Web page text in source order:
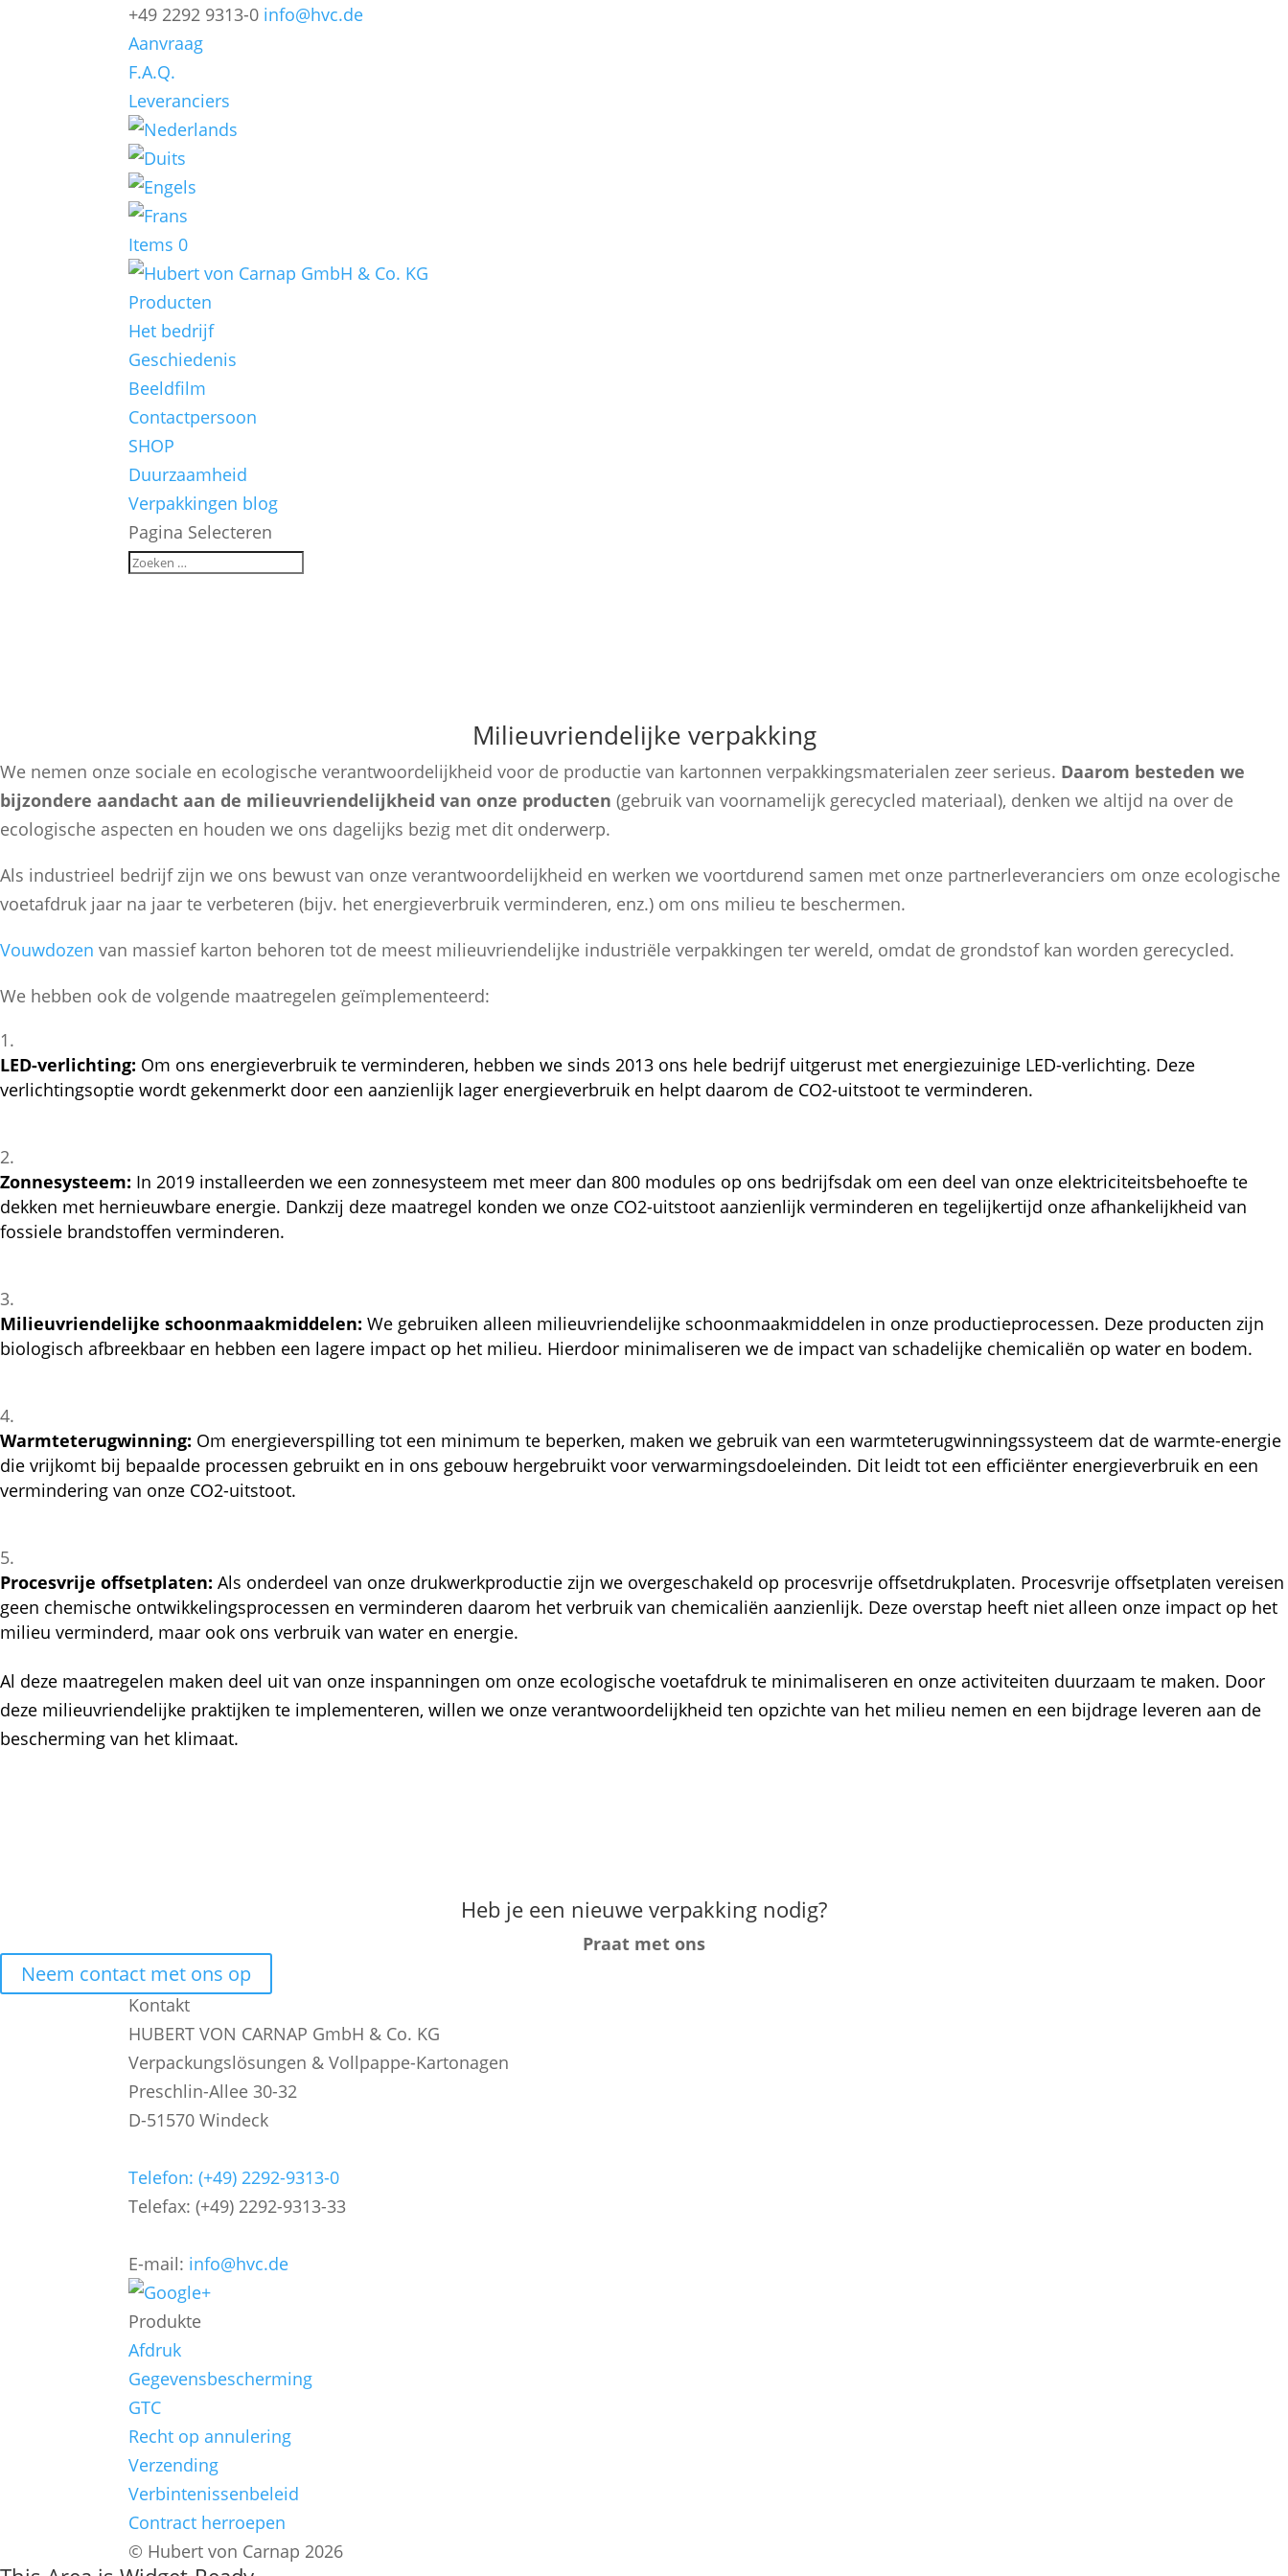
+49 2292 9313-0 info@hvc.de
Aanvraag
F.A.Q.
Leveranciers
Items 0
Producten
Het bedrijf
Geschiedenis
Beeldfilm
Contactpersoon
SHOP
Duurzaamheid
Verpakkingen blog
Pagina Selecteren
Milieuvriendelijke verpakking
We nemen onze sociale en ecologische verantwoordelijkheid voor de productie van kartonnen verpakkingsmaterialen zeer serieus. Daarom besteden we
bijzondere aandacht aan de milieuvriendelijkheid van onze producten (gebruik van voornamelijk gerecycled materiaal), denken we altijd na over de
ecologische aspecten en houden we ons dagelijks bezig met dit onderwerp.
Als industrieel bedrijf zijn we ons bewust van onze verantwoordelijkheid en werken we voortdurend samen met onze partnerleveranciers om onze ecologische
voetafdruk jaar na jaar te verbeteren (bijv. het energieverbruik verminderen, enz.) om ons milieu te beschermen.
Vouwdozen van massief karton behoren tot de meest milieuvriendelijke industriële verpakkingen ter wereld, omdat de grondstof kan worden gerecycled.
We hebben ook de volgende maatregelen geïmplementeerd:
LED-verlichting: Om ons energieverbruik te verminderen, hebben we sinds 2013 ons hele bedrijf uitgerust met energiezuinige LED-verlichting. Deze
verlichtingsoptie wordt gekenmerkt door een aanzienlijk lager energieverbruik en helpt daarom de CO2-uitstoot te verminderen.
Zonnesysteem: In 2019 installeerden we een zonnesysteem met meer dan 800 modules op ons bedrijfsdak om een deel van onze elektriciteitsbehoefte te
dekken met hernieuwbare energie. Dankzij deze maatregel konden we onze CO2-uitstoot aanzienlijk verminderen en tegelijkertijd onze afhankelijkheid van
fossiele brandstoffen verminderen.
Milieuvriendelijke schoonmaakmiddelen: We gebruiken alleen milieuvriendelijke schoonmaakmiddelen in onze productieprocessen. Deze producten zijn
biologisch afbreekbaar en hebben een lagere impact op het milieu. Hierdoor minimaliseren we de impact van schadelijke chemicaliën op water en bodem.
Warmteterugwinning: Om energieverspilling tot een minimum te beperken, maken we gebruik van een warmteterugwinningssysteem dat de warmte-energie
die vrijkomt bij bepaalde processen gebruikt en in ons gebouw hergebruikt voor verwarmingsdoeleinden. Dit leidt tot een efficiënter energieverbruik en een
vermindering van onze CO2-uitstoot.
Procesvrije offsetplaten: Als onderdeel van onze drukwerkproductie zijn we overgeschakeld op procesvrije offsetdrukplaten. Procesvrije offsetplaten vereisen
geen chemische ontwikkelingsprocessen en verminderen daarom het verbruik van chemicaliën aanzienlijk. Deze overstap heeft niet alleen onze impact op het
milieu verminderd, maar ook ons verbruik van water en energie.
Al deze maatregelen maken deel uit van onze inspanningen om onze ecologische voetafdruk te minimaliseren en onze activiteiten duurzaam te maken. Door
deze milieuvriendelijke praktijken te implementeren, willen we onze verantwoordelijkheid ten opzichte van het milieu nemen en een bijdrage leveren aan de
bescherming van het klimaat.
Heb je een nieuwe verpakking nodig?
Praat met ons
Neem contact met ons op
Kontakt
HUBERT VON CARNAP GmbH & Co. KG
Verpackungslösungen & Vollpappe-Kartonagen
Preschlin-Allee 30-32
D-51570 Windeck
Telefon: (+49) 2292-9313-0
Telefax: (+49) 2292-9313-33
E-mail: info@hvc.de
Produkte
Afdruk
Gegevensbescherming
GTC
Recht op annulering
Verzending
Verbintenissenbeleid
Contract herroepen
© Hubert von Carnap 2026